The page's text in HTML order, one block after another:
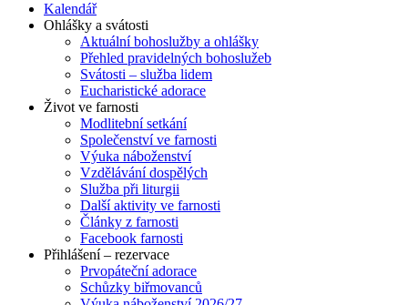
Kalendář
Ohlášky a svátosti
Aktuální bohoslužby a ohlášky
Přehled pravidelných bohoslužeb
Svátosti – služba lidem
Eucharistické adorace
Život ve farnosti
Modlitební setkání
Společenství ve farnosti
Výuka náboženství
Vzdělávání dospělých
Služba při liturgii
Další aktivity ve farnosti
Články z farnosti
Facebook farnosti
Přihlášení – rezervace
Prvopáteční adorace
Schůzky biřmovanců